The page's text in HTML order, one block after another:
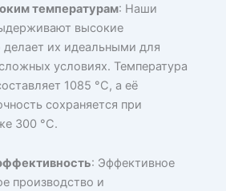
температурам: Наши
высокие
делает их идеальными для
условиях. Температура
1085 °C, а её
сохраняется при
300 °C.
: Эффективное
производство и